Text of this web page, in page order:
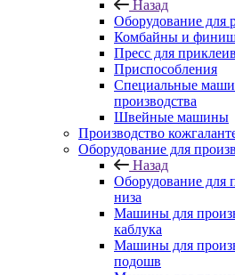
Назад
Оборудование для
Комбайны и
Пресс для
Приспособления
Специальные
производства
Швейные машины
Производство
Оборудование для
Назад
Оборудование для
низа
Машины для
каблука
Машины для
подошв